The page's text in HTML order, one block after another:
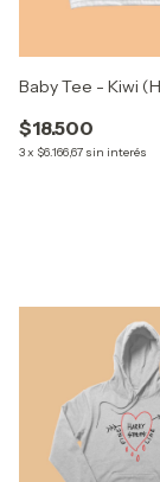
Baby Tee - Kiwi
$18.500
3x $6.166,67 sin interés